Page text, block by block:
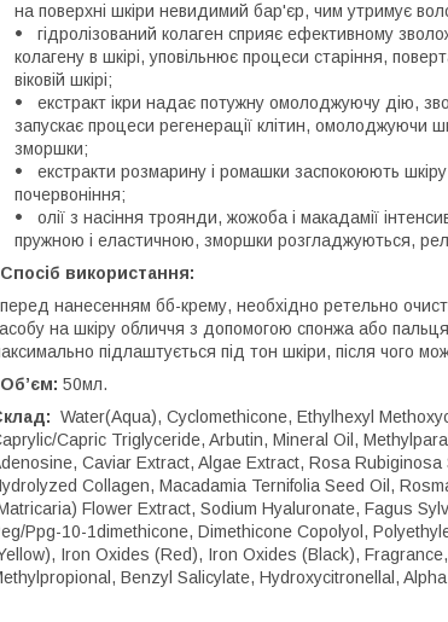
на поверхні шкіри невидимий бар'єр, чим утримує
гідролізований колаген сприяє ефективному
колагену в шкірі, уповільнює процеси старіння,
віковій шкірі;
екстракт ікри надає потужну омолоджуючу дію,
запускає процеси регенерації клітин, омолоджуючи
зморшки;
екстракти розмарину і ромашки заспокоюють
почервоніння;
олії з насіння троянди, жожоба і макадамії
пружною і еластичною, зморшки розгладжуються,
Спосіб використання:
перед нанесенням бб-крему, необхідно ретельно
на шкіру обличчя з допомогою спонжа або
підлаштується під тон шкіри, після чого
Об’єм: 50мл.
: Water(Aqua), Cyclomethicone, Ethylhexyl
Capric Triglyceride, Arbutin, Mineral Oil,
Caviar Extract, Algae Extract, Rosa
Collagen, Macadamia Ternifolia Seed Oil,
Flower Extract, Sodium Hyaluronate, Fagus
Ppg-10-1dimethicone, Dimethicone Copolyol,
Iron Oxides (Red), Iron Oxides (Black),
Benzyl Salicylate, Hydroxycitronellal,